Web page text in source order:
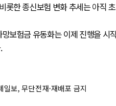
롯한 종신보험 변화 추세는 아직
보험금 유동화는 이제 진행을
보, 무단전재·재배포 금지